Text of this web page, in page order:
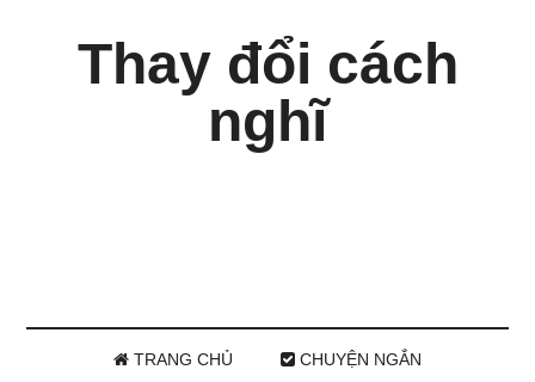
Thay đổi cách
nghĩ
TRANG CHỦ CHUYỆN NGẮN